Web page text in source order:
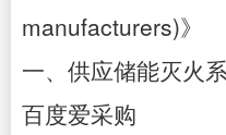
manufacturers)》
一、供应储能灭火
百度爱采购